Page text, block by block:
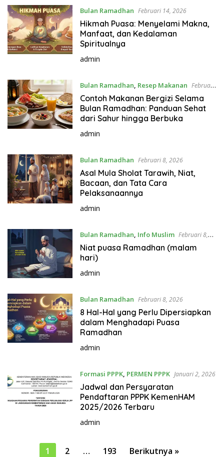
Bulan Ramadhan Februari 14, 2026
Hikmah Puasa: Menyelami Makna,
Manfaat, dan Kedalaman
Spiritualnya
admin
Bulan Ramadhan Resep Makanan Februari
13, 2026
Contoh Makanan Bergizi Selama
Bulan Ramadhan: Panduan Sehat
dari Sahur hingga Berbuka
admin
Bulan Ramadhan Februari 8, 2026
Asal Mula Sholat Tarawih, Niat,
Bacaan, dan Tata Cara
Pelaksanaannya
admin
Bulan Ramadhan Info Muslim Februari 8,
2026
Niat puasa Ramadhan (malam
hari)
admin
Bulan Ramadhan Februari 8, 2026
8 Hal-Hal yang Perlu Dipersiapkan
dalam Menghadapi Puasa
Ramadhan
admin
Formasi PPPK, PERMEN PPPK Januari 2, 2026
Jadwal dan Persyaratan
Pendaftaran PPPK KemenHAM
2025/2026 Terbaru
admin
1 2 … 193 Berikutnya »